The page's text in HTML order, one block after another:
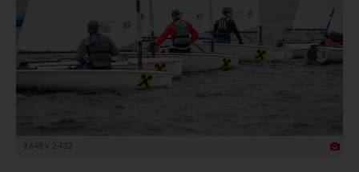
3 648 x 2 432